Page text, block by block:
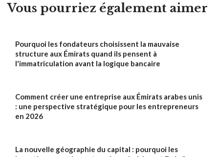
Vous pourriez également aimer
Pourquoi les fondateurs choisissent la mauvaise
structure aux Émirats quand ils pensent à
l'immatriculation avant la logique bancaire
Comment créer une entreprise aux Émirats arabes unis
: une perspective stratégique pour les entrepreneurs
en 2026
La nouvelle géographie du capital : pourquoi les